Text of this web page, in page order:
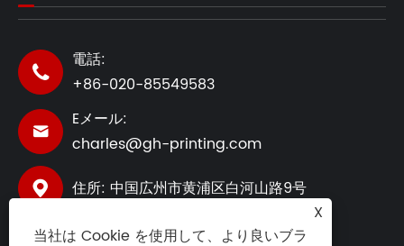

電話:
+86-020-85549583

Eメール:
charles@gh-printing.com

住所: 中国広州市黄浦区白河山路9号
X
当社は Cookie を使用して、より良いブラ